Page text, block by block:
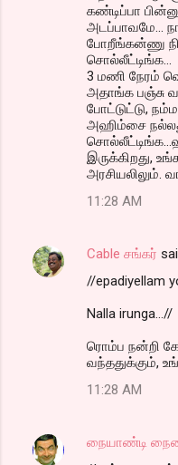
கண்டிப்பா
அடப்பாவமே...
போறீங்கன்ணு
சொல்லீட்டிங்க...
3 மணி நேரம்
அதாங்க பஞ்சு
போட்டுட்டு,
அஹிம்சை
இருக்கிறது,
அரசியலிலும்.
11:28 AM
Cable சங்கர்
//epadiyellam
Nalla irunga...//
ரொம்ப நன்றி
வந்ததுக்கும்,
11:28 AM
நையாண்டி